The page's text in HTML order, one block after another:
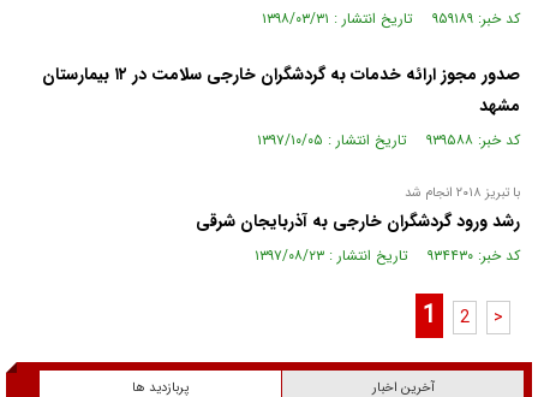
کد خبر: ۹۵۹۱۸۹ تاریخ انتشار : ۱۳۹۸/۰۳/۳۱
صدور مجوز ارائه خدمات به گردشگران خارجی سلامت در ۱۲ بیمارستان
مشهد
کد خبر: ۹۳۹۵۸۸ تاریخ انتشار : ۱۳۹۷/۱۰/۰۵
با تبریز ۲۰۱۸ انجام شد
رشد ورود گردشگران خارجی به آذربایجان شرقی
کد خبر: ۹۳۴۴۳۰ تاریخ انتشار : ۱۳۹۷/۰۸/۲۳
1 2 >
آخرین اخبار پربازدید ها